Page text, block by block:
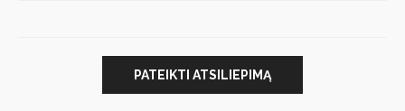
PATEIKTI ATSILIEPIMĄ